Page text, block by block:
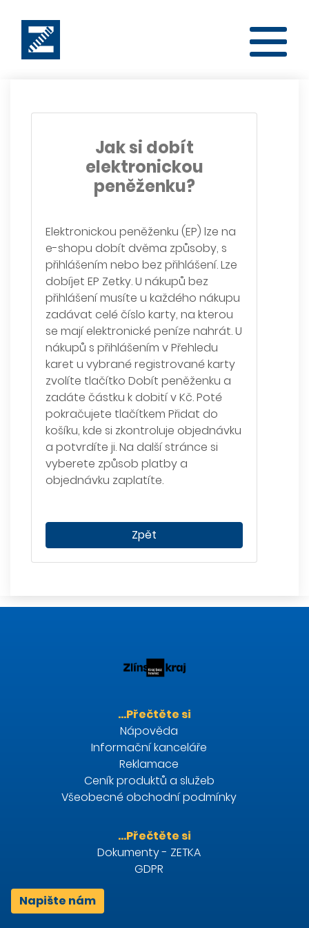
Jak si dobít
elektronickou
peněženku?
Elektronickou peněženku (EP) lze na
e-shopu dobít dvěma způsoby, s
přihlášením nebo bez přihlášení. Lze
dobíjet EP Zetky. U nákupů bez
přihlášení musíte u každého nákupu
zadávat celé číslo karty, na kterou
se mají elektronické peníze nahrát. U
nákupů s přihlášením v Přehledu
karet u vybrané registrované karty
zvolíte tlačítko Dobít peněženku a
zadáte částku k dobití v Kč. Poté
pokračujete tlačítkem Přidat do
košíku, kde si zkontroluje objednávku
a potvrdíte ji. Na další stránce si
vyberete způsob platby a
objednávku zaplatíte.
Zpět
…Přečtěte si
Nápověda
Informační kanceláře
Reklamace
Ceník produktů a služeb
Všeobecné obchodní podmínky
…Přečtěte si
Dokumenty - ZETKA
GDPR
Napište nám